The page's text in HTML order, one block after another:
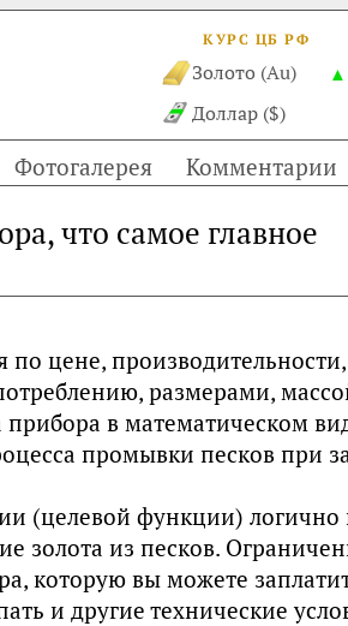
КУРС ЦБ РФ
Золото (Au) ▲
Доллар ($)
Фотогалерея Комментарии
что самое главное
цене, производительности,
размерами,
в математическом
промывки песков при
(целевой функции) логично
золота из песков.
которую вы можете
и другие технические